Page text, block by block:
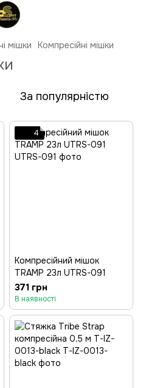
мішки Компресійні мішки
За популярністю
4
Компресійний мішок
TRAMP 23л UTRS-091
371 грн
В наявності